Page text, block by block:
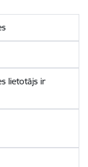
lietotājs ir